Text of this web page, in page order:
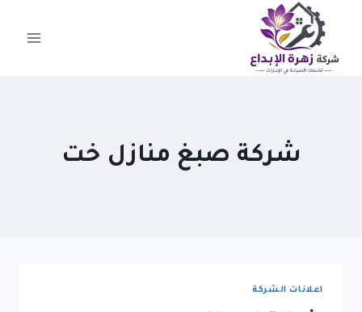
التجاوز
المحتوى
شركة صبغ منازل خت
اعلانات الشركة